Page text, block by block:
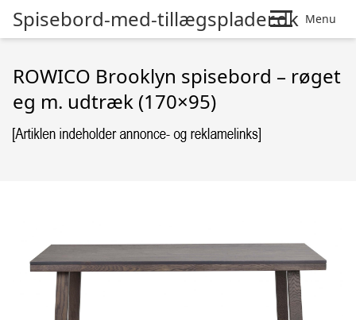
Spisebord-med-tillægsplader.dk Menu
ROWICO Brooklyn spisebord – røget
eg m. udtræk (170×95)